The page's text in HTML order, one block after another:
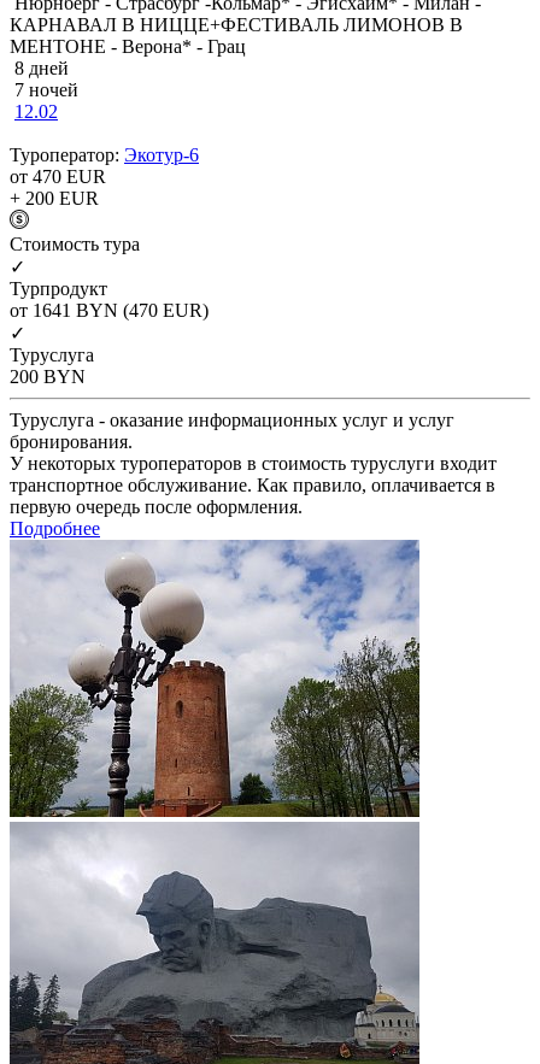
КАРНАВАЛ В НИЦЦЕ+ФЕСТИВАЛЬ ЛИМОНОВ В
МЕНТОНЕ - Верона* - Грац
8 дней
7 ночей
12.02
Туроператор: Экотур-6
от 470 EUR
+ 200 EUR
Cтоимость тура
✓
Турпродукт
от 1641 BYN (470 EUR)
✓
Туруслуга
200 BYN
Туруслуга - оказание информационных услуг и услуг
бронирования.
У некоторых туроператоров в стоимость туруслуги входит
транспортное обслуживание. Как правило, оплачивается в
первую очередь после оформления.
Подробнее